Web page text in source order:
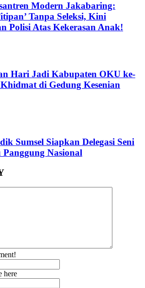
Modern Jakabaring:
Tanpa Seleksi, Kini
Polisi Atas Kekerasan Anak!
Hari Jadi Kabupaten OKU ke-
di Gedung Kesenian
Sumsel Siapkan Delegasi Seni
Nasional
here